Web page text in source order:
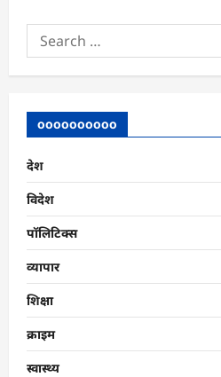
Search
for:
oooooooooo
देश
विदेश
पॉलिटिक्स
व्यापार
शिक्षा
क्राइम
स्वास्थ्य